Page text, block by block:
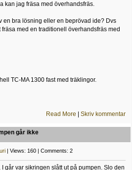
kan jag fräsa med överhandsfräs.
en bra lösning eller en beprövad ide? Dvs
med en traditionell överhandsfräs med
TC-MA 1300 fast med träklingor.
Read More |Skriv kommentar
går ikke
| Views: 160 | Comments: 2
går var sikringen slått ut på pumpen. Slo den